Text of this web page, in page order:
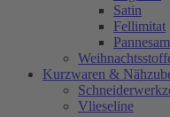
Satin
Fellimitat
Kurzwaren &
Vlieseline